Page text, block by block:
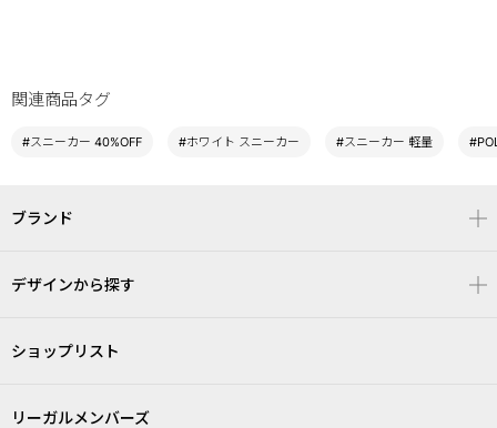
関連商品タグ
#スニーカー 40%OFF #ホワイト スニーカー #スニーカー 軽量
ブランド
デザインから探す
ショップリスト
リーガルメンバーズ